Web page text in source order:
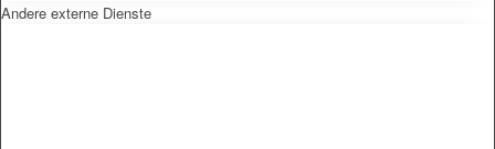
Andere externe Dienste